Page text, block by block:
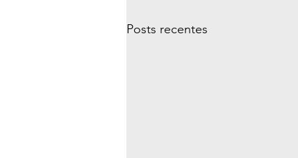
Posts recentes